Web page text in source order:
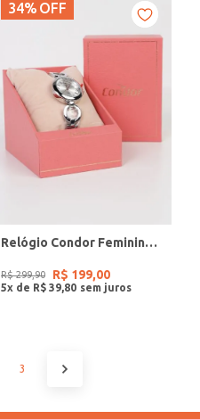
34% OFF
Relógio Condor Feminino PRATA
R$ 299,90 R$ 199,00
5x de R$ 39 80
3